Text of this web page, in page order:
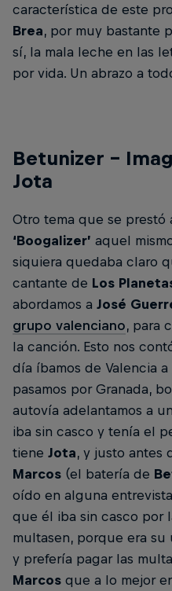
característica de este
Brea, por muy bastante
sí, la mala leche en las
por vida. Un abrazo a
Betunizer –
Jota
Otro tema que se
‘Boogalizer’ aquel
siquiera quedaba claro
cantante de Los
abordamos a José
grupo valenciano, para
la canción. Esto nos
día íbamos de Valencia
pasamos por Granada,
autovía adelantamos a
iba sin casco y tenía el
tiene Jota, y justo antes
Marcos (el batería de
oído en alguna
que él iba sin casco por
multasen, porque era
y prefería pagar las
Marcos que a lo mejor